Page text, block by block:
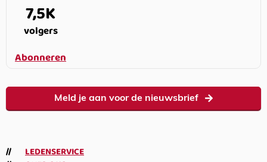
7,5K
volgers
Abonneren
Meld je aan voor de nieuwsbrief
LEDENSERVICE